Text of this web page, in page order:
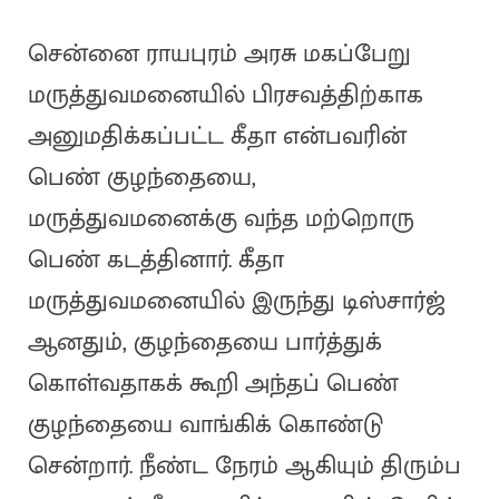
சென்னை ராயபுரம் அரசு மகப்பேறு
மருத்துவமனையில் பிரசவத்திற்காக
அனுமதிக்கப்பட்ட கீதா என்பவரின்
பெண் குழந்தையை,
மருத்துவமனைக்கு வந்த மற்றொரு
பெண் கடத்தினார். கீதா
மருத்துவமனையில் இருந்து டிஸ்சார்ஜ்
ஆனதும், குழந்தையை பார்த்துக்
கொள்வதாகக் கூறி அந்தப் பெண்
குழந்தையை வாங்கிக் கொண்டு
சென்றார். நீண்ட நேரம் ஆகியும் திரும்ப